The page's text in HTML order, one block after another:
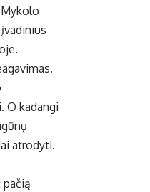
O kadangi
atrodyti.